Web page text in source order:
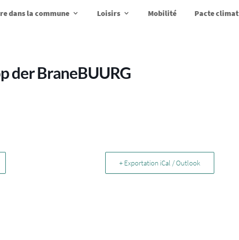
dans la commune Loisirs Mobilité Pacte climat
der BraneBUURG
+ Exportation iCal / Outlook